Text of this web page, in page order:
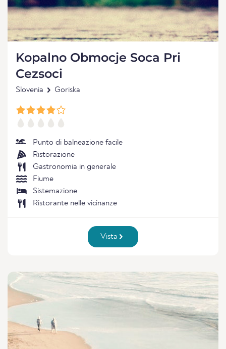
Kopalno Obmocje Soca Pri
Cezsoci
Slovenia Goriska
Punto di balneazione facile
Ristorazione
Gastronomia in generale
Fiume
Sistemazione
Ristorante nelle vicinanze
Vista